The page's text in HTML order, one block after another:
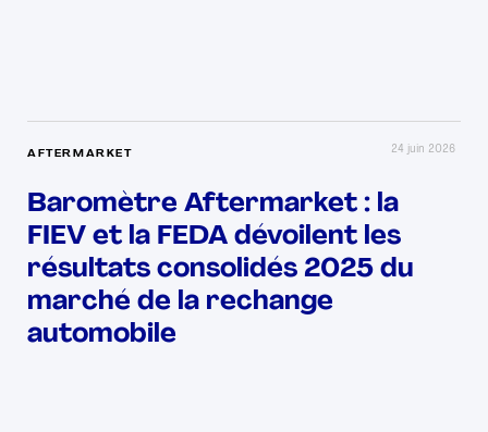
AFTERMARKET 24 juin 2026
Baromètre Aftermarket : la
FIEV et la FEDA dévoilent les
résultats consolidés 2025 du
marché de la rechange
automobile